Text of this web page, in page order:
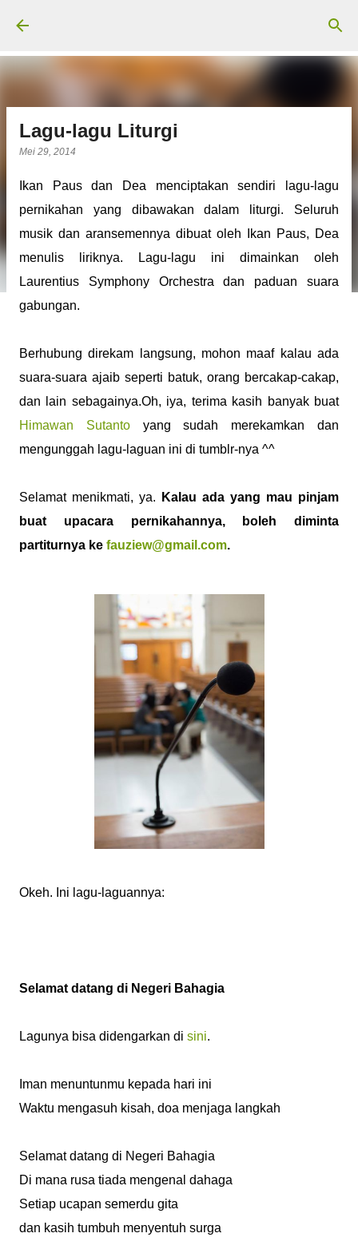
Lagu-lagu Liturgi
Mei 29, 2014
Ikan Paus dan Dea menciptakan sendiri lagu-lagu
pernikahan yang dibawakan dalam liturgi. Seluruh
musik dan aransemennya dibuat oleh Ikan Paus, Dea
menulis liriknya. Lagu-lagu ini dimainkan oleh
Laurentius Symphony Orchestra dan paduan suara
gabungan.
Berhubung direkam langsung, mohon maaf kalau ada
suara-suara ajaib seperti batuk, orang bercakap-cakap,
dan lain sebagainya.Oh, iya, terima kasih banyak buat
Himawan Sutantoyang sudah merekamkan dan
mengunggah lagu-laguan ini di tumblr-nya ^^
Selamat menikmati, ya.
Kalau ada yang mau pinjam
buat upacara pernikahannya, boleh diminta
partiturnya ke fauziew@gmail.com.
Okeh. Ini lagu-laguannya:
Selamat datang di Negeri Bahagia
Lagunya bisa didengarkan di sini.
Iman menuntunmu kepada hari ini
Waktu mengasuh kisah, doa menjaga langkah
Selamat datang di Negeri Bahagia
Di mana rusa tiada mengenal dahaga
Setiap ucapan semerdu gita
dan kasih tumbuh menyentuh surga